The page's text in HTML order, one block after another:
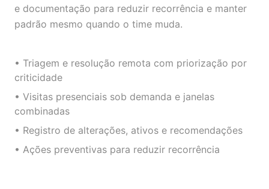
e documentação para reduzir recorrência e manter
padrão mesmo quando o time muda.
• Triagem e resolução remota com priorização por
criticidade
• Visitas presenciais sob demanda e janelas
combinadas
• Registro de alterações, ativos e recomendações
• Ações preventivas para reduzir recorrência